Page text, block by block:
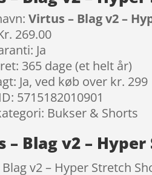
Virtus – Blag v2 –
269.00
Ja
365 dage (et helt år)
Ja, ved køb over kr. 299
5715182010901
Bukser & Shorts
– Blag v2 –
v2 – Hyper Stretch